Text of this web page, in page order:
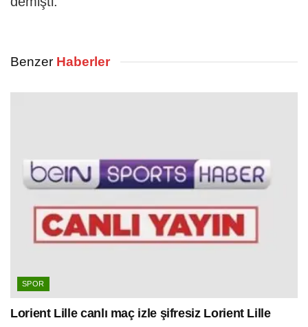
Benzer Haberler
SPOR
Lorient Lille canlı maç izle şifresiz Lorient Lille